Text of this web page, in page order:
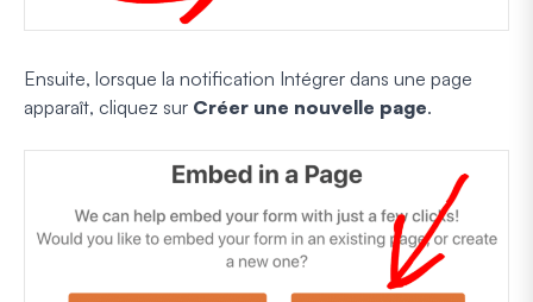
Ensuite, lorsque la notification Intégrer dans une page
apparaît, cliquez sur Créer une nouvelle page.